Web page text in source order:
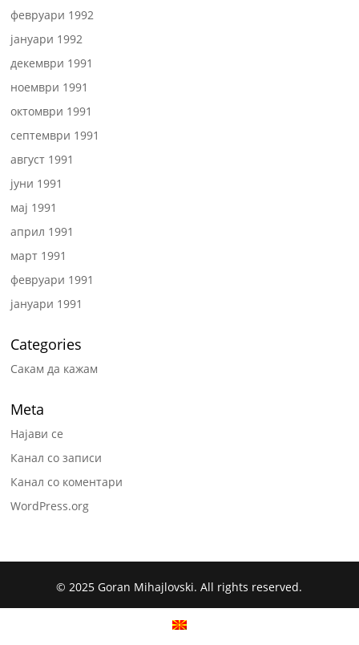
февруари 1992
јануари 1992
декември 1991
ноември 1991
октомври 1991
септември 1991
август 1991
јуни 1991
мај 1991
април 1991
март 1991
февруари 1991
јануари 1991
Categories
Сакам да кажам
Meta
Најави се
Канал со записи
Канал со коментари
WordPress.org
© 2025 Goran Mihajlovski. All rights reserved.